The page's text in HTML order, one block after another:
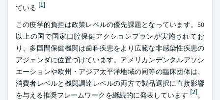
ている [1]
この疫学的負担は政策レベルの優先課題となっています。50
以上の国で国家口腔保健アクションプランが実施されてお
り、多国間保健機関は歯科疾患をより広範な非感染性疾患の
アジェンダに位置づけています。アメリカンデンタルアソシ
エーションや欧州・アジア太平洋地域の同等の臨床団体は、
消費者レベルと機関調達レベルの両方で製品選択に直接影響
を与える推奨フレームワークを継続的に発表しています [2]。